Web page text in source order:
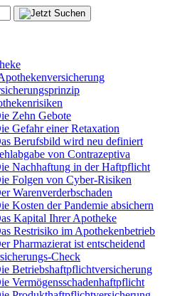
Zehn Gebote
Gefahr einer Retaxation
Berufsbild wird neu definiert
von Contrazeptiva
Nachhaftung in der Haftpflicht
Folgen von Cyber-Risiken
Warenverderbschaden
Kosten der Pandemie absichern
Kapital Ihrer Apotheke
Restrisiko im Apothekenbetrieb
Pharmazierat ist entscheidend
Check
Betriebshaftpflichtversicherung
Vermögensschadenhaftpflicht